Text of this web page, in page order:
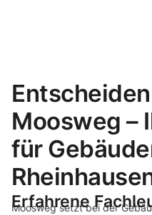
Moosweg –
für
Erfahrene
Moosweg setzt bei der